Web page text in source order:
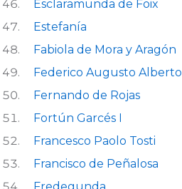
Esclaramunda de Foix
Estefanía
Fabiola de Mora y Aragón
Federico Augusto Alberto
Fernando de Rojas
Fortún Garcés I
Francesco Paolo Tosti
Francisco de Peñalosa
Fredegunda